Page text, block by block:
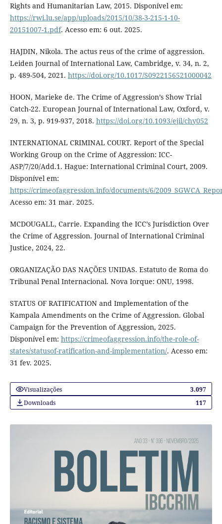
Rights and Humanitarian Law, 2015. Disponível em:
https://rwi.lu.se/app/uploads/2015/10/38-3-215-1-10-
20151007-1.pdf. Acesso em: 6 out. 2025.
HAJDIN, Nikola. The actus reus of the crime of aggression.
Leiden Journal of International Law, Cambridge, v. 34, n. 2,
p. 489-504, 2021. https://doi.org/10.1017/S0922156521000042
HOON, Marieke de. The Crime of Aggression’s Show Trial
Catch-22. European Journal of International Law, Oxford, v.
29, n. 3, p. 919-937, 2018. https://doi.org/10.1093/ejil/chy052
INTERNATIONAL CRIMINAL COURT. Report of the Special
Working Group on the Crime of Aggression: ICC-
ASP/7/20/Add.1. Hague: International Criminal Court, 2009.
Disponível em:
https://crimeofaggression.info/documents/6/
Acesso em: 31 mar. 2025.
MCDOUGALL, Carrie. Expanding the ICC’s Jurisdiction Over
the Crime of Aggression. Journal of International Criminal
Justice, 2024, 22.
ORGANIZAÇÃO DAS NAÇÕES UNIDAS. Estatuto de Roma do
Tribunal Penal Internacional. Nova Iorque: ONU, 1998.
STATUS OF RATIFICATION and Implementation of the
Kampala Amendments on the Crime of Aggression. Global
Campaign for the Prevention of Aggression, 2025.
Disponível em: https://crimeofaggression.info/the-role-of-
states/statusof-ratification-and-implementation/. Acesso em:
31 fev. 2025.
Visualizações
3.097
Downloads
117